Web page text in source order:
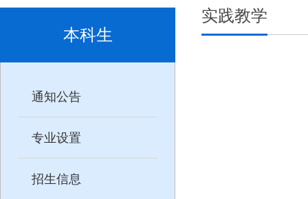
本科生
通知公告
专业设置
招生信息
实践教学